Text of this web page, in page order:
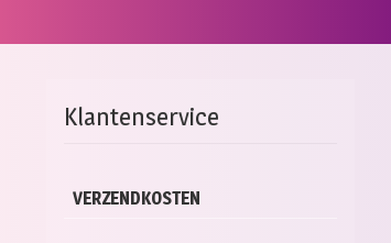
Klantenservice
VERZENDKOSTEN